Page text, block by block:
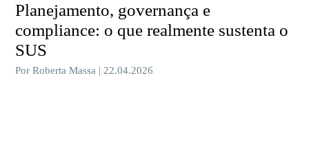
Planejamento, governança e
compliance: o que realmente sustenta o
SUS
Por Roberta Massa | 22.04.2026